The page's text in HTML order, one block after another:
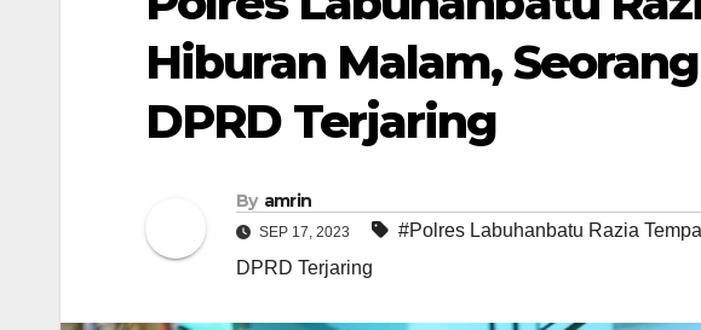
Hiburan Malam,
DPRD Terjaring
By amrin
SEP 17, 2023 #Polres Labuhanbatu Razia
DPRD Terjaring